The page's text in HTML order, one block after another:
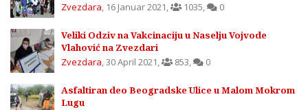
Zvezdara, 16 Januar 2021, 1035, 0
Veliki Odziv na Vakcinaciju u Naselju Vojvode
Vlahović na Zvezdari
Zvezdara,30 April 2021, 853, 0
Asfaltiran deo Beogradske Ulice u Malom Mokrom
Lugu